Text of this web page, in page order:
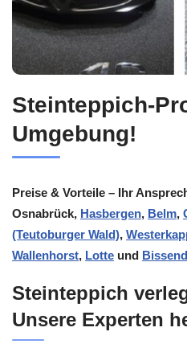
Steinteppich-
Umgebung!
Preise & Vorteile – Ihr
Osnabrück, Hasbergen, Belm,
(Teutoburger Wald),
Wallenhorst, Lotte und
Steinteppich
Unsere Experten